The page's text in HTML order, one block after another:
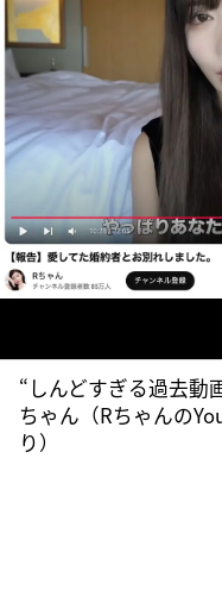
“しんどすぎる過去動
ちゃん（Rちゃんの
り）